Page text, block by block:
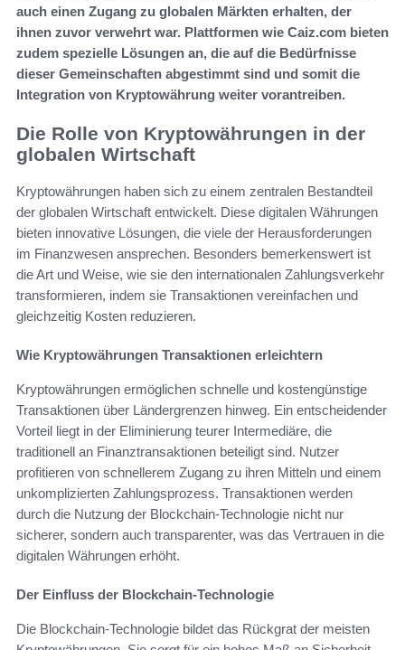
auch einen Zugang zu globalen Märkten erhalten, der
ihnen zuvor verwehrt war. Plattformen wie Caiz.com bieten
zudem spezielle Lösungen an, die auf die Bedürfnisse
dieser Gemeinschaften abgestimmt sind und somit die
Integration von Kryptowährung weiter vorantreiben.
Die Rolle von Kryptowährungen in der
globalen Wirtschaft
Kryptowährungen haben sich zu einem zentralen Bestandteil
der globalen Wirtschaft entwickelt. Diese digitalen Währungen
bieten innovative Lösungen, die viele der Herausforderungen
im Finanzwesen ansprechen. Besonders bemerkenswert ist
die Art und Weise, wie sie den internationalen Zahlungsverkehr
transformieren, indem sie Transaktionen vereinfachen und
gleichzeitig Kosten reduzieren.
Wie Kryptowährungen Transaktionen erleichtern
Kryptowährungen ermöglichen schnelle und kostengünstige
Transaktionen über Ländergrenzen hinweg. Ein entscheidender
Vorteil liegt in der Eliminierung teurer Intermediäre, die
traditionell an Finanztransaktionen beteiligt sind. Nutzer
profitieren von schnellerem Zugang zu ihren Mitteln und einem
unkomplizierten Zahlungsprozess. Transaktionen werden
durch die Nutzung der Blockchain-Technologie nicht nur
sicherer, sondern auch transparenter, was das Vertrauen in die
digitalen Währungen erhöht.
Der Einfluss der Blockchain-Technologie
Die Blockchain-Technologie bildet das Rückgrat der meisten